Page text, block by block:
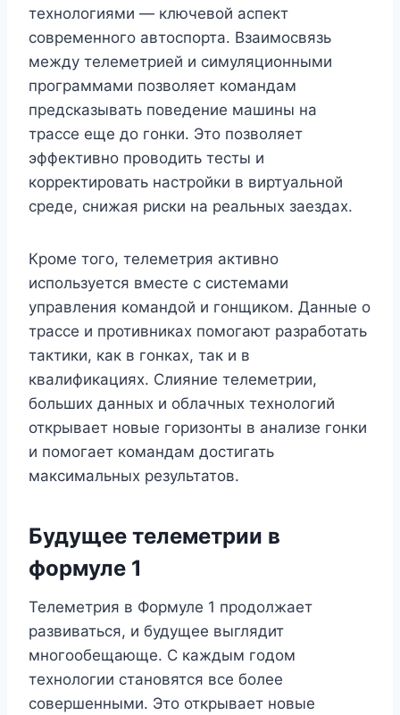
технологиями — ключевой аспект
современного автоспорта. Взаимосвязь
между телеметрией и симуляционными
программами позволяет командам
предсказывать поведение машины на
трассе еще до гонки. Это позволяет
эффективно проводить тесты и
корректировать настройки в виртуальной
среде, снижая риски на реальных заездах.
Кроме того, телеметрия активно
используется вместе с системами
управления командой и гонщиком. Данные о
трассе и противниках помогают разработать
тактики, как в гонках, так и в
квалификациях. Слияние телеметрии,
больших данных и облачных технологий
открывает новые горизонты в анализе гонки
и помогает командам достигать
максимальных результатов.
Будущее телеметрии в
формуле 1
Телеметрия в Формуле 1 продолжает
развиваться, и будущее выглядит
многообещающе. С каждым годом
технологии становятся все более
совершенными. Это открывает новые